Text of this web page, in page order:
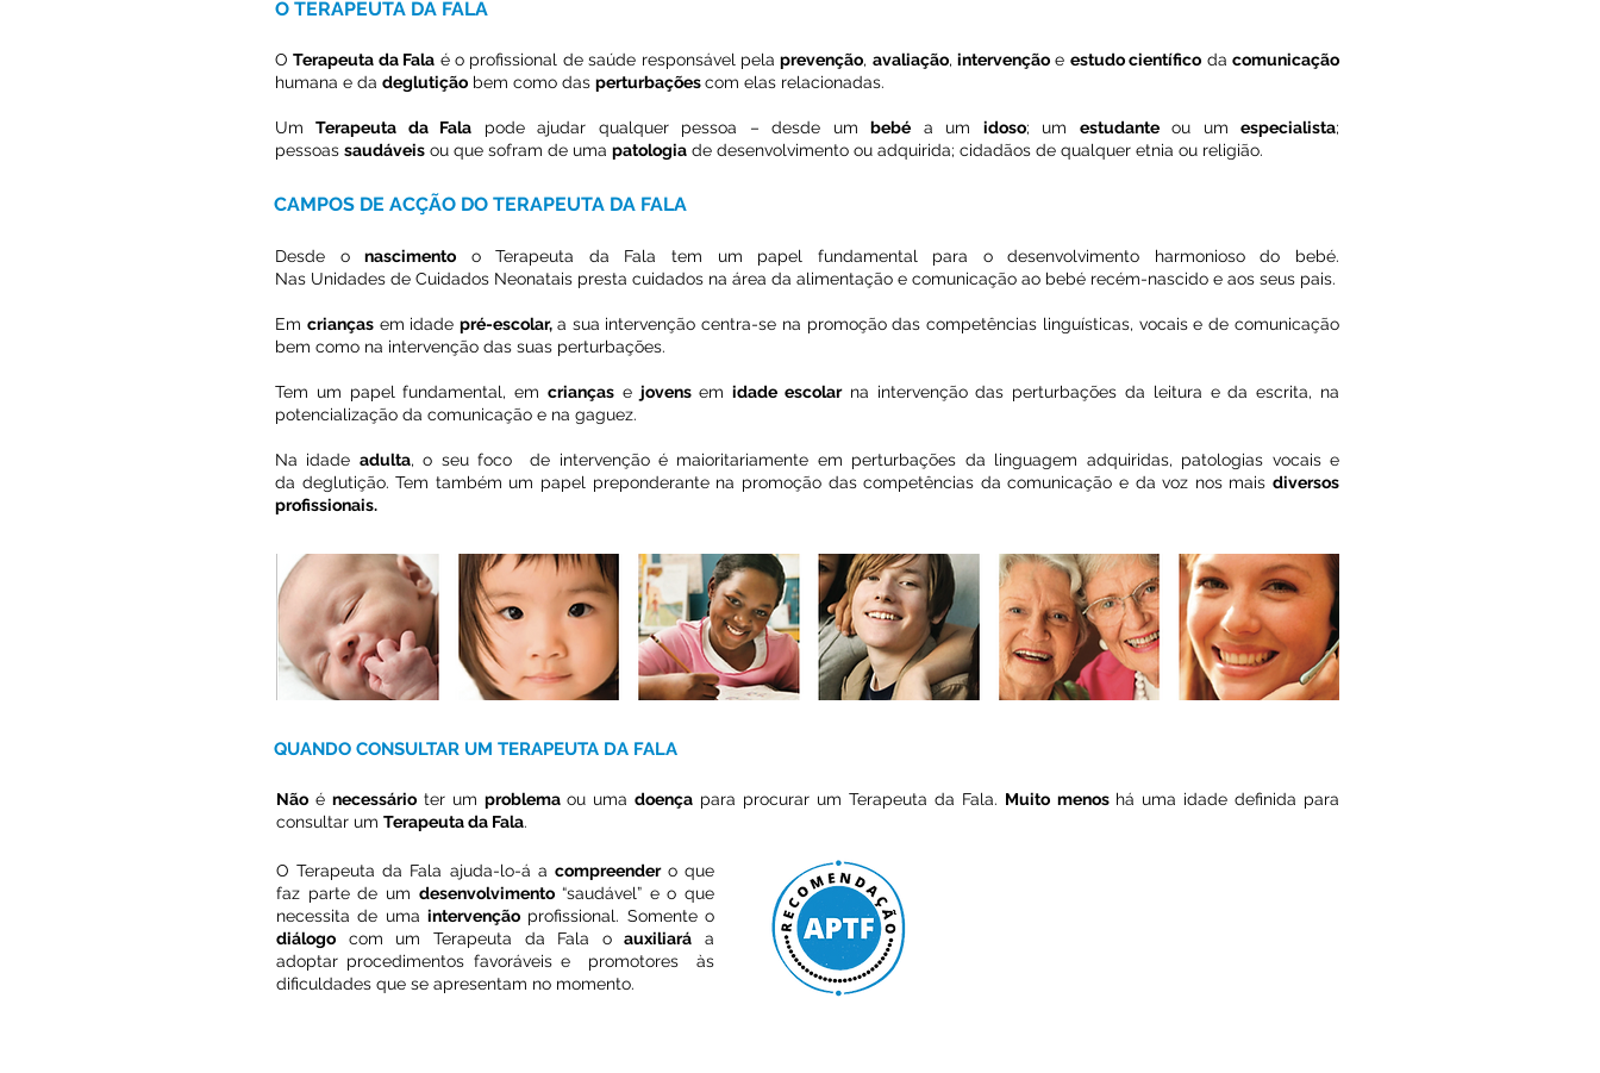
O TERAPEUTA DA FALA
OTerapeuta da Fala é o profissional de saúde responsável pelaprevenção, avaliação,intervenção e estudo científico dacomunicação
humana e da deglutição bem como das perturbaçõescom elas relacionadas.
UmTerapeuta da Fala pode ajudar qualquer pessoa – desde umbebé a um idoso; um estudanteou umespecialista;
pessoas saudáveis ou que sofram de uma patologia de desenvolvimento ou adquirida; cidadãos de qualquer etnia ou religião.
CAMPOS DE ACÇÃO DO TERAPEUTA DA FALA
Desde onascimento o Terapeuta da Fala tem um papel fundamental para o desenvolvimento harmonioso do bebé.
Nas Unidades de Cuidados Neonatais presta cuidados na área da alimentação e comunicação ao bebé recém-nascido e aos seus pais.
Em criançasem idadepré-escolar, a sua intervenção centra-se na promoção das competências linguísticas, vocais e de comunicação
bem como na intervenção das suas perturbações.
Tem um papel fundamental, em crianças e jovensemidade escolarna intervenção das perturbações da leitura e da escrita, na
potencialização da comunicação e na gaguez.
Na idade adulta, o seu foco de intervenção é maioritariamente em perturbações da linguagem adquiridas, patologias vocais e
da deglutição. Tem também um papel preponderante na promoção das competências da comunicação e da voz nos mais diversos
profissionais.
QUANDO CONSULTAR UM TERAPEUTA DA FALA
Não é necessárioter um problemaou umadoença para procurar um Terapeuta da Fala. Muito menoshá uma idade definida para
consultar um Terapeuta da Fala.
O Terapeuta da Fala ajuda-lo-á a compreendero que
faz parte de um desenvolvimento“saudável” e o que
necessita de uma intervenção profissional. Somente o
diálogo com um Terapeuta da Fala oauxiliará a
adoptar procedimentos favoráveis e promotores às
dificuldades que se apresentam no momento.